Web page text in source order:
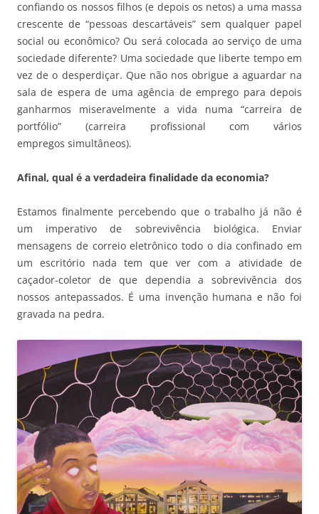
confiando os nossos filhos (e depois os netos) a uma massa
crescente de “pessoas descartáveis” sem qualquer papel
social ou econômico? Ou será colocada ao serviço de uma
sociedade diferente? Uma sociedade que liberte tempo em
vez de o desperdiçar. Que não nos obrigue a aguardar na
sala de espera de uma agência de emprego para depois
ganharmos miseravelmente a vida numa “carreira de
portfólio” (carreira profissional com vários
empregos simultâneos).
Afinal, qual é a verdadeira finalidade da economia?
Estamos finalmente percebendo que o trabalho já não é
um imperativo de sobrevivência biológica. Enviar
mensagens de correio eletrônico todo o dia confinado em
um escritório nada tem que ver com a atividade de
caçador-coletor de que dependia a sobrevivência dos
nossos antepassados. É uma invenção humana e não foi
gravada na pedra.